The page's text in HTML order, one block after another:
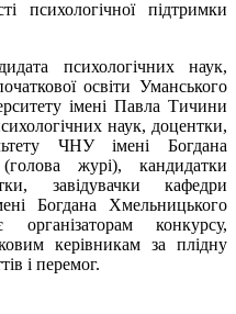
психологічної підтримки
психологічних наук,
освіти Уманського
імені Павла Тичини
наук, доцентки,
ЧНУ імені Богдана
журі), кандидатки
завідувачки кафедри
Богдана Хмельницького
конкурсу,
керівникам за плідну
і перемог.